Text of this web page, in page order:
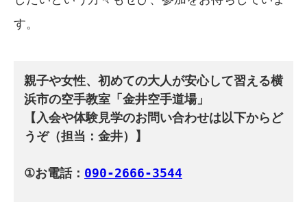
す。
親子や女性、初めての大人が安心して習える横
浜市の空手教室「金井空手道場」
【入会や体験見学のお問い合わせは以下からど
うぞ（担当：金井）】
①お電話： 090-2666-3544